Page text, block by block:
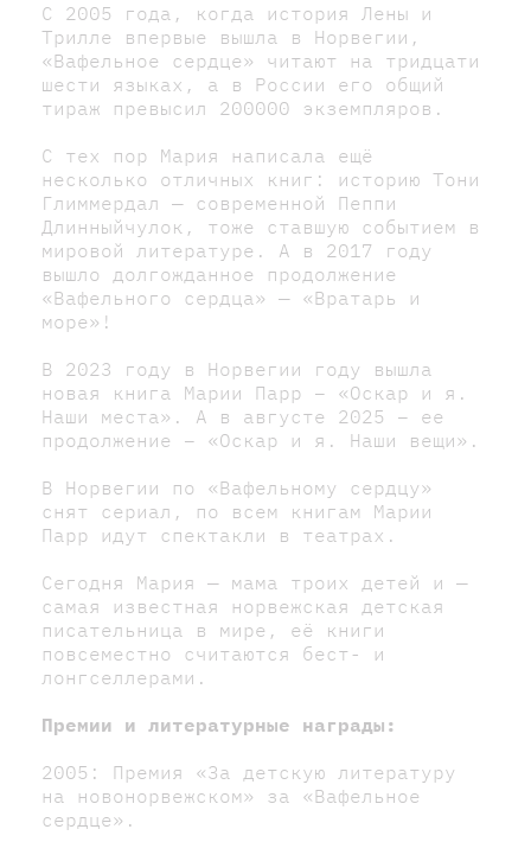
С 2005 года, когда история Лены и
Трилле впервые вышла в Норвегии,
«Вафельное сердце» читают на тридцати
шести языках, а в России его общий
тираж превысил 200000 экземпляров.
С тех пор Мария написала ещё
несколько отличных книг: историю Тони
Глиммердал — современной Пеппи
Длинныйчулок, тоже ставшую событием в
мировой литературе. А в 2017 году
вышло долгожданное продолжение
«Вафельного сердца» — «Вратарь и
море»!
В 2023 году в Норвегии году вышла
новая книга Марии Парр – «Оскар и я.
Наши места». А в августе 2025 – ее
продолжение – «Оскар и я. Наши вещи».
В Норвегии по «Вафельному сердцу»
снят сериал, по всем книгам Марии
Парр идут спектакли в театрах.
Сегодня Мария — мама троих детей и —
самая известная норвежская детская
писательница в мире, её книги
повсеместно считаются бест- и
лонгселлерами.
Премии и литературные награды:
2005: Премия «За детскую литературу
на новонорвежском» за «Вафельное
сердце».